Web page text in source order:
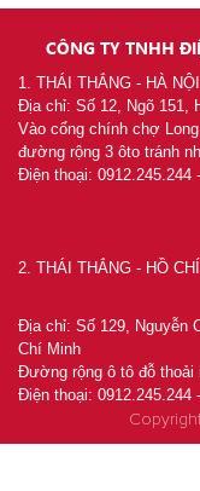
CÔNG TY TNHH
1. THÁI THẮNG - HÀ NỘI
Địa chỉ: Số 12, Ngõ 151,
Vào cổng chính chợ
đường rộng 3 ôto tránh
Điện thoại: 0912.245.244
2. THÁI THẮNG - HỒ
Địa chỉ: Số 129, Nguyễn
Chí Minh
Đường rộng ô tô đỗ thoải
Điện thoại: 0912.245.244